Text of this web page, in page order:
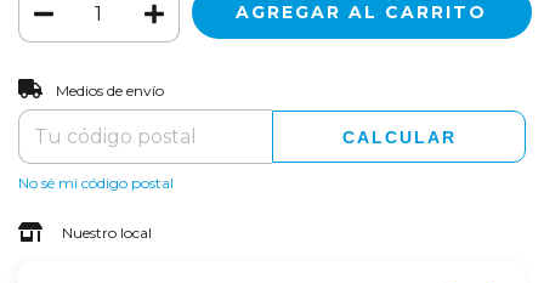
Entregas para el CP:
Medios de envío
CALCULAR
No sé mi código postal
Nuestro local